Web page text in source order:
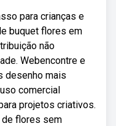
para crianças e
buquet flores em
não
Webencontre e
desenho mais
comercial
projetos criativos.
de flores sem